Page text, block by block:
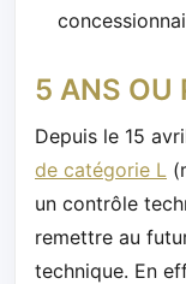
5 ANS OU
Depuis le 15
de catégorie L
un contrôle
remettre au
technique. En